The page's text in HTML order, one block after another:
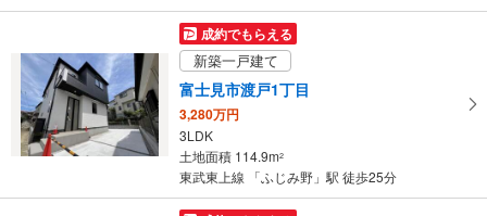
イ
ー
ジ
に
存
成約でもらえる
新築一戸建て
富士見市渡戸1丁目
3,280万円
3LDK
土地面積 114.9m2
東武東上線 「ふじみ野」駅 徒歩25分